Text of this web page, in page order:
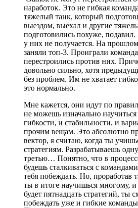
наработок. Это не гибкая
тяжелый танк, который
выездом, выехал и другие
подготовились похуже,
у них не получается. На
заняли топ-3. Проиграли
перестроились против них.
довольно сильно, хотя
без проблем. Им не хватает
это нормально.
Мне кажется, они идут по
не можешь изначально
гибкости, и стабильности, и
прочим вещам. Это абсолютно
вектор, я считаю, когда ты
стратегиям. Разрабатываешь
третью… Понятно, что в
будешь сталкиваться с
тебя побеждать. Но, проработав
ты в итоге научишься многому, и
будет пятнадцать стратегий, ты
побеждать уже и гибкие